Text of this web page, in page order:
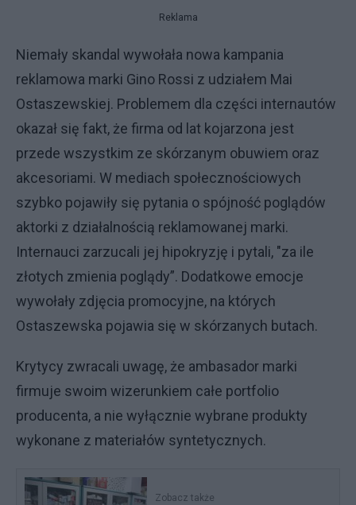
Reklama
Niemały skandal wywołała nowa kampania
reklamowa marki Gino Rossi z udziałem Mai
Ostaszewskiej. Problemem dla części internautów
okazał się fakt, że firma od lat kojarzona jest
przede wszystkim ze skórzanym obuwiem oraz
akcesoriami. W mediach społecznościowych
szybko pojawiły się pytania o spójność poglądów
aktorki z działalnością reklamowanej marki.
Internauci zarzucali jej hipokryzję i pytali, "za ile
złotych zmienia poglądy”. Dodatkowe emocje
wywołały zdjęcia promocyjne, na których
Ostaszewska pojawia się w skórzanych butach.
Krytycy zwracali uwagę, że ambasador marki
firmuje swoim wizerunkiem całe portfolio
producenta, a nie wyłącznie wybrane produkty
wykonane z materiałów syntetycznych.
Zobacz także